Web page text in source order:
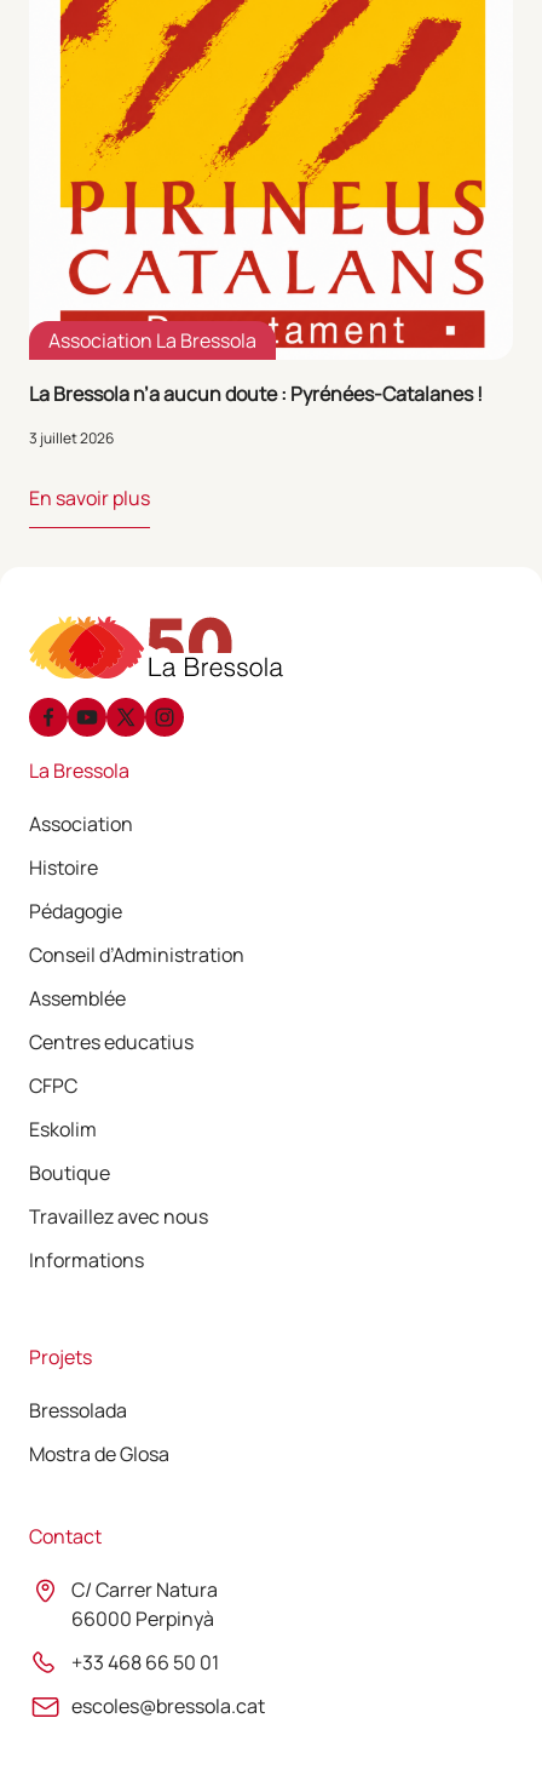
Association La Bressola
La Bressola n’a aucun doute : Pyrénées-Catalanes !
3 juillet 2026
En savoir plus
La Bressola
Association
Histoire
Pédagogie
Conseil d’Administration
Assemblée
Centres educatius
CFPC
Eskolim
Boutique
Travaillez avec nous
Informations
Projets
Bressolada
Mostra de Glosa
Contact
C/ Carrer Natura
66000 Perpinyà
+33 468 66 50 01
escoles@bressola.cat